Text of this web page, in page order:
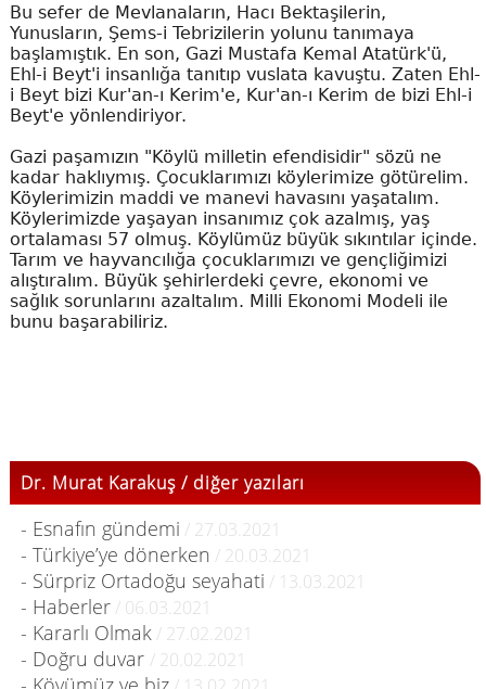
Bu sefer de Mevlanaların, Hacı Bektaşilerin,
Yunusların, Şems-i Tebrizilerin yolunu tanımaya
başlamıştık. En son, Gazi Mustafa Kemal Atatürk'ü,
Ehl-i Beyt'i insanlığa tanıtıp vuslata kavuştu. Zaten Ehl-
i Beyt bizi Kur'an-ı Kerim'e, Kur'an-ı Kerim de bizi Ehl-i
Beyt'e yönlendiriyor.
Gazi paşamızın "Köylü milletin efendisidir" sözü ne
kadar haklıymış. Çocuklarımızı köylerimize götürelim.
Köylerimizin maddi ve manevi havasını yaşatalım.
Köylerimizde yaşayan insanımız çok azalmış, yaş
ortalaması 57 olmuş. Köylümüz büyük sıkıntılar içinde.
Tarım ve hayvancılığa çocuklarımızı ve gençliğimizi
alıştıralım. Büyük şehirlerdeki çevre, ekonomi ve
sağlık sorunlarını azaltalım. Milli Ekonomi Modeli ile
bunu başarabiliriz.
Dr. Murat Karakuş / diğer yazıları
- Esnafın gündemi / 27.03.2021
- Türkiye’ye dönerken / 20.03.2021
- Sürpriz Ortadoğu seyahati / 13.03.2021
- Haberler/ 06.03.2021
- Kararlı Olmak/ 27.02.2021
- Doğru duvar / 20.02.2021